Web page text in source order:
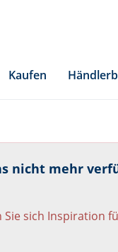
Kaufen
nicht mehr
Sie sich Inspiration